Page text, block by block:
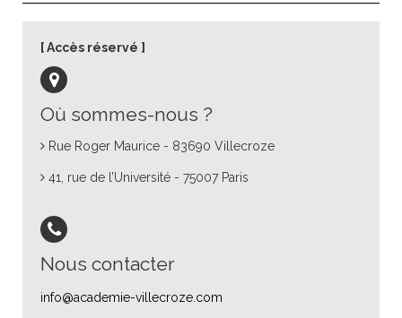
Où sommes-nous ?
Rue Roger Maurice - 83690 Villecroze
41, rue de l’Université - 75007 Paris
Nous contacter
info@academie-villecroze.com
Accès réservé